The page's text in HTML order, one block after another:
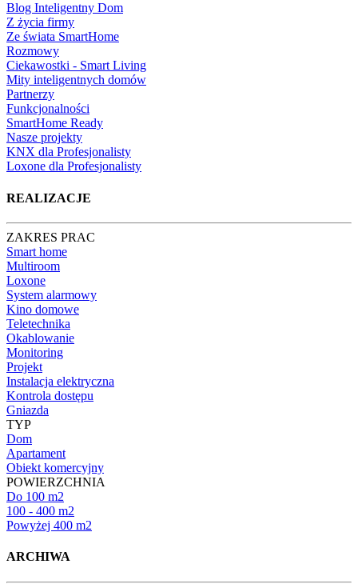
Blog Inteligentny Dom
Z życia firmy
Ze świata SmartHome
Rozmowy
Ciekawostki - Smart Living
Mity inteligentnych domów
Partnerzy
Funkcjonalności
SmartHome Ready
Nasze projekty
KNX dla Profesjonalisty
Loxone dla Profesjonalisty
REALIZACJE
ZAKRES PRAC
Smart home
Multiroom
Loxone
System alarmowy
Kino domowe
Teletechnika
Okablowanie
Monitoring
Projekt
Instalacja elektryczna
Kontrola dostępu
Gniazda
TYP
Dom
Apartament
Obiekt komercyjny
POWIERZCHNIA
Do 100 m2
100 - 400 m2
Powyżej 400 m2
ARCHIWA